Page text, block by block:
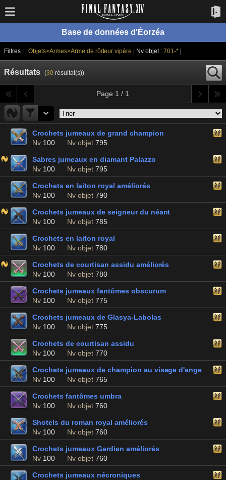
Base de données d'Éorzéa
Filtres : | Objets>Armes>Arme de rôdeur vipère | Nv objet :701-*
Résultats (30résultat(s))
Page 1 / 1
Crochets jumeaux de grand champion
Nv 100 Nv objet 795
Sabres jumeaux en diamant Palazzo
Nv 100 Nv objet 795
Crochets en laiton royal améliorés
Nv 100 Nv objet 790
Crochets jumeaux de seigneur du néant
Nv 100 Nv objet 785
Crochets en laiton royal
Nv 100 Nv objet 780
Crochets de courtisan assidu améliorés
Nv 100 Nv objet 780
Crochets jumeaux fantômes obscurum
Nv 100 Nv objet 775
Crochets jumeaux de Glasya-Labolas
Nv 100 Nv objet 775
Crochets de courtisan assidu
Nv 100 Nv objet 770
Crochets jumeaux de champion au visage d'ange
Nv 100 Nv objet 765
Crochets fantômes umbra
Nv 100 Nv objet 760
Shotels du roman royal améliorés
Nv 100 Nv objet 760
Crochets jumeaux Gardien améliorés
Nv 100 Nv objet 760
Crochets jumeaux nécroniques